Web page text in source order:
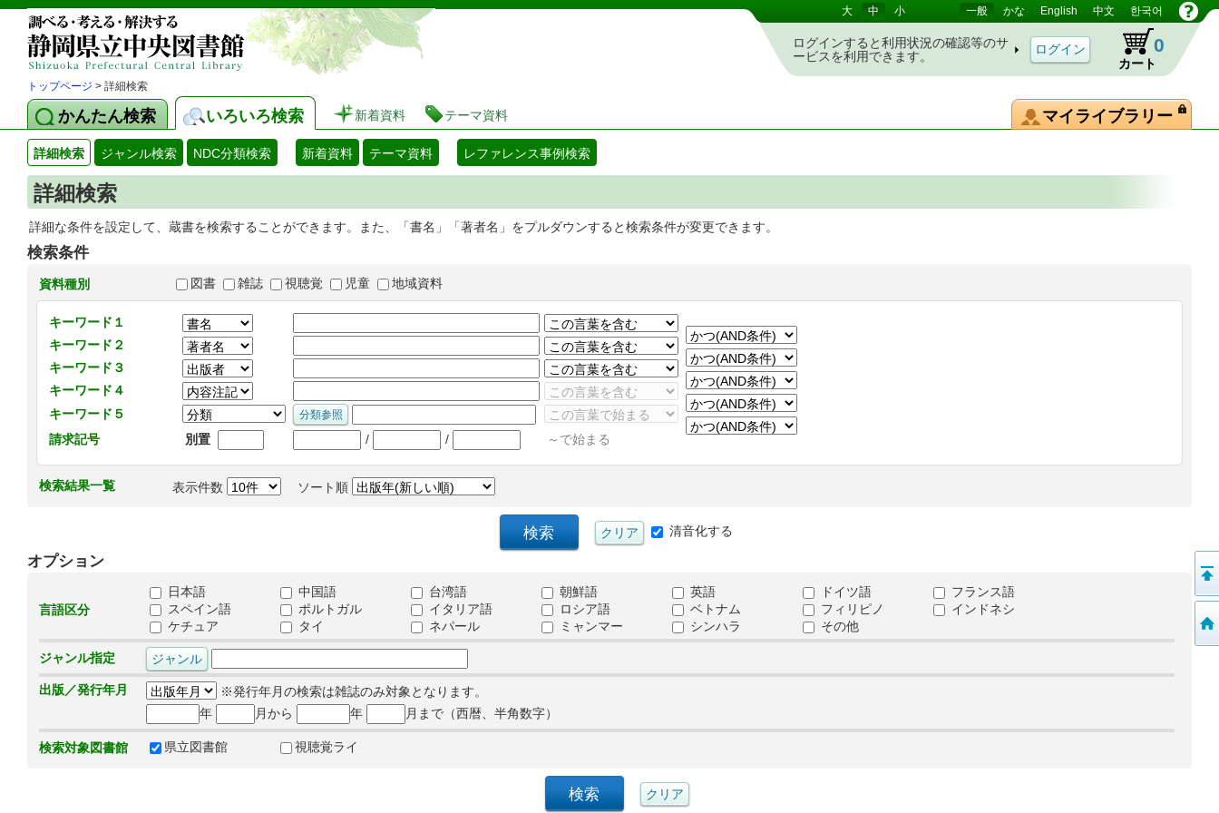
静岡県立図書館 蔵書検索・予約システム 大 中 小 一般 かな English 中文 한국어
ログインすると利用状況の確認等のサ
ービスを利用できます。
カート
0
トップページ > 詳細検索
かんたん検索 いろいろ検索 新着資料 テーマ資料 マイライブラリー
詳細検索 ジャンル検索 NDC分類検索 新着資料 テーマ資料 レファレンス事例検索
詳細検索
詳細な条件を設定して、蔵書を検索することができます。また、「書名」「著者名」をプルダウンすると検索条件が変更できます。
検索条件
資料種別 図書 雑誌 視聴覚 児童 地域資料
キーワード１
キーワード２
キーワード３
キーワード４
キーワード５
請求記号
別置 / / ～で始まる
検索結果一覧 表示件数 ソート順
清音化する
オプション
言語区分
日本語 中国語 台湾語 朝鮮語 英語 ドイツ語
フランス語
スペイン語
ポルトガル イタリア語 ロシア語 ベトナム フィリピノ
インドネシ
ケチュア
タイ ネパール ミャンマー シンハラ その他
ジャンル指定
出版／発行年月
※発行年月の検索は雑誌のみ対象となります。
年
月から 年 月まで（西暦、半角数字）
検索対象図書館 県立図書館 視聴覚ライ